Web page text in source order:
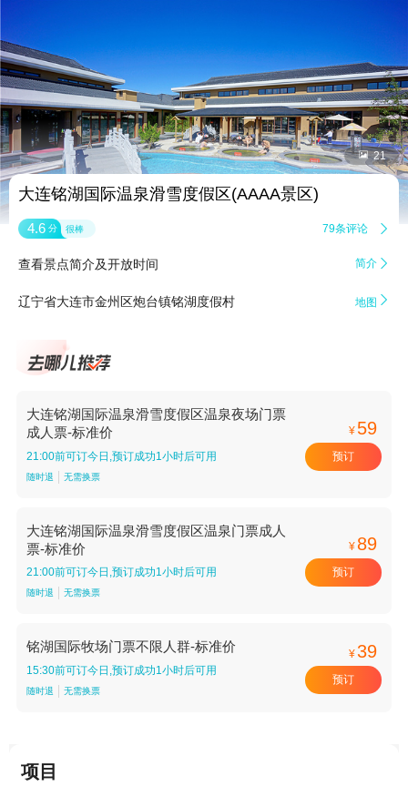
 21
大连铭湖国际温泉滑雪度假区(AAAA景区)
4.6 分 很棒 79条评论 
查看景点简介及开放时间 简介 
辽宁省大连市金州区炮台镇铭湖度假村 地图 
大连铭湖国际温泉滑雪度假区温泉夜场门票
成人票-标准价
21:00前可订今日,预订成功1小时后可用
随时退 无需换票
¥ 59
预订
大连铭湖国际温泉滑雪度假区温泉门票成人
票-标准价
21:00前可订今日,预订成功1小时后可用
随时退 无需换票
¥ 89
预订
铭湖国际牧场门票不限人群-标准价
15:30前可订今日,预订成功1小时后可用
随时退 无需换票
¥39
预订
项目